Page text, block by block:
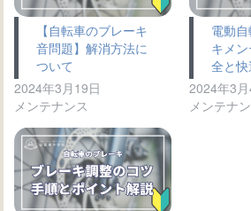
【自転車のブレーキ
音問題】解消方法に
ついて
2024年3月19日
メンテナンス
電動
キメ
全と
2024年3月
メンテナ